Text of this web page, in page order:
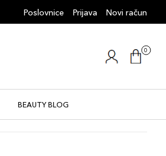
Poslovnice Prijava Novi račun
0
BEAUTY BLOG